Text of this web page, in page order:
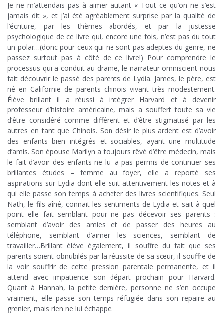
Je ne m’attendais pas à aimer autant « Tout ce qu’on ne s’est
jamais dit », et j’ai été agréablement surprise par la qualité de
l’écriture, par les thèmes abordés, et par la justesse
psychologique de ce livre qui, encore une fois, n’est pas du tout
un polar…(donc pour ceux qui ne sont pas adeptes du genre, ne
passez surtout pas à côté de ce livre!) Pour comprendre le
processus qui a conduit au drame, le narrateur omniscient nous
fait découvrir le passé des parents de Lydia. James, le père, est
né en Californie de parents chinois vivant très modestement.
Élève brillant il a réussi à intégrer Harvard et à devenir
professeur d’histoire américaine, mais a souffert toute sa vie
d’être considéré comme différent et d’être stigmatisé par les
autres en tant que Chinois. Son désir le plus ardent est d’avoir
des enfants bien intégrés et sociables, ayant une multitude
d’amis. Son épouse Marilyn a toujours rêvé d’être médecin, mais
le fait d’avoir des enfants ne lui a pas permis de continuer ses
brillantes études – femme au foyer, elle a reporté ses
aspirations sur Lydia dont elle suit attentivement les notes et à
qui elle passe son temps à acheter des livres scientifiques. Seul
Nath, le fils aîné, connait les sentiments de Lydia et sait à quel
point elle fait semblant pour ne pas décevoir ses parents :
semblant d’avoir des amies et de passer des heures au
téléphone, semblant d’aimer les sciences, semblant de
travailler…Brillant élève également, il souffre du fait que ses
parents soient obnubilés par la réussite de sa sœur, il souffre de
la voir souffrir de cette pression parentale permanente, et il
attend avec impatience son départ prochain pour Harvard.
Quant à Hannah, la petite dernière, personne ne s’en occupe
vraiment, elle passe son temps réfugiée dans son repaire au
grenier, mais rien ne lui échappe.